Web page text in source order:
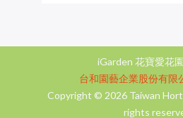
iGarden 花寶愛花
台和園藝企業股份有限
Copyright © 2026 Taiwan
rights